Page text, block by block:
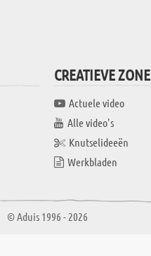
CREATIEVE ZONE
Actuele video
Alle video's
Knutselideeën
Werkbladen
© Aduis 1996 - 2026